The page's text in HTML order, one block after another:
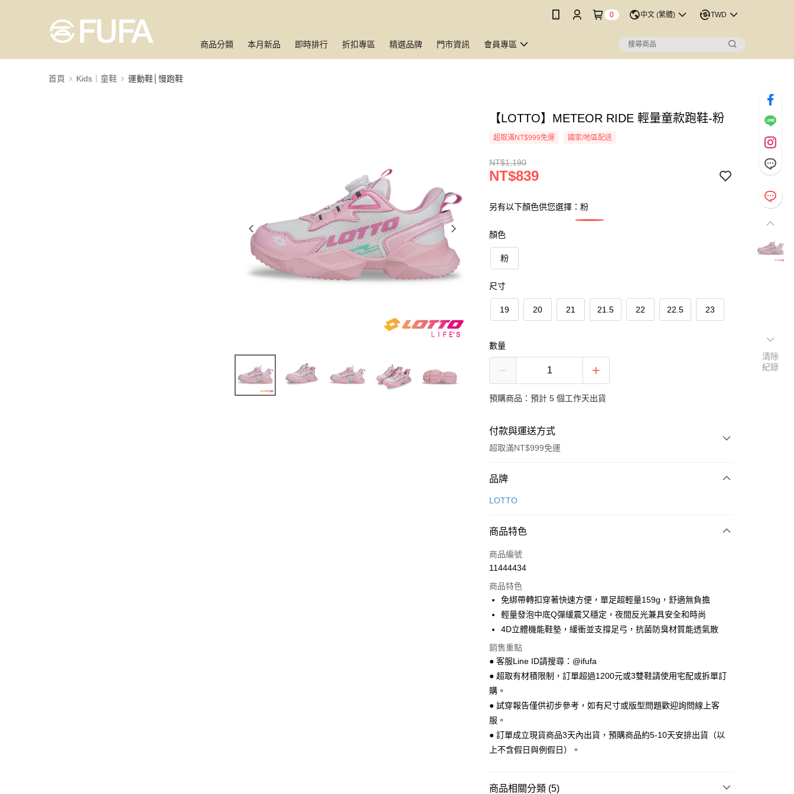
0 中文 (繁體) TWD
商品分類 本月新品 即時排行 折扣專區 精選品牌 門市資訊 會員專區
首頁 Kids｜童鞋 運動鞋│慢跑鞋
【LOTTO】METEOR RIDE 輕量童款跑鞋-粉
超取滿NT$999免運 國家/地區配送
NT$1,190
NT$839
另有以下顏色供您選擇：粉
顏色
粉
尺寸
19 20 21 21.5 22 22.5 23
數量
預購商品：預計 5 個工作天出貨
付款與運送方式
超取滿NT$999免運
付款方式
信用卡一次付款
Apple Pay
街口支付
悠遊付
Google Pay
全盈+PAY
AFTEE先享後付
相關說明
【關於「AFTEE先享後付」】
AFTEE先享後付是「在收到商品之後才付款」的支付方式。 讓您購物簡單
便利好安心！
１．簡單：不需註冊會員、不需綁卡、不需儲值。
３．安心：先確認商品／服務後，再付款。
１．於結帳方式選擇「AFTEE先享後付」後，將跳轉至「AFTEE先享後
ATM付款
運送方式
每筆NT$70，滿NT$999(含以上)免運費
品牌
LOTTO
商品特色
商品編號
11444434
商品特色
免綁帶轉扣穿著快速方便，單足超輕量159g，舒適無負擔
輕量發泡中底Q彈緩震又穩定，夜間反光兼具安全和時尚
4D立體機能鞋墊，緩衝並支撐足弓，抗菌防臭材質能透氣散
銷售重點
● 客服Line ID請搜尋：@ifufa
● 超取有材積限制，訂單超過1200元或3雙鞋請使用宅配或拆單訂
購。
● 試穿報告僅供初步參考，如有尺寸或版型問題歡迎詢問線上客
服。
● 訂單成立現貨商品3天內出貨，預購商品約5-10天安排出貨（以
上不含假日與例假日）。
商品相關分類 (5)
清除
紀錄